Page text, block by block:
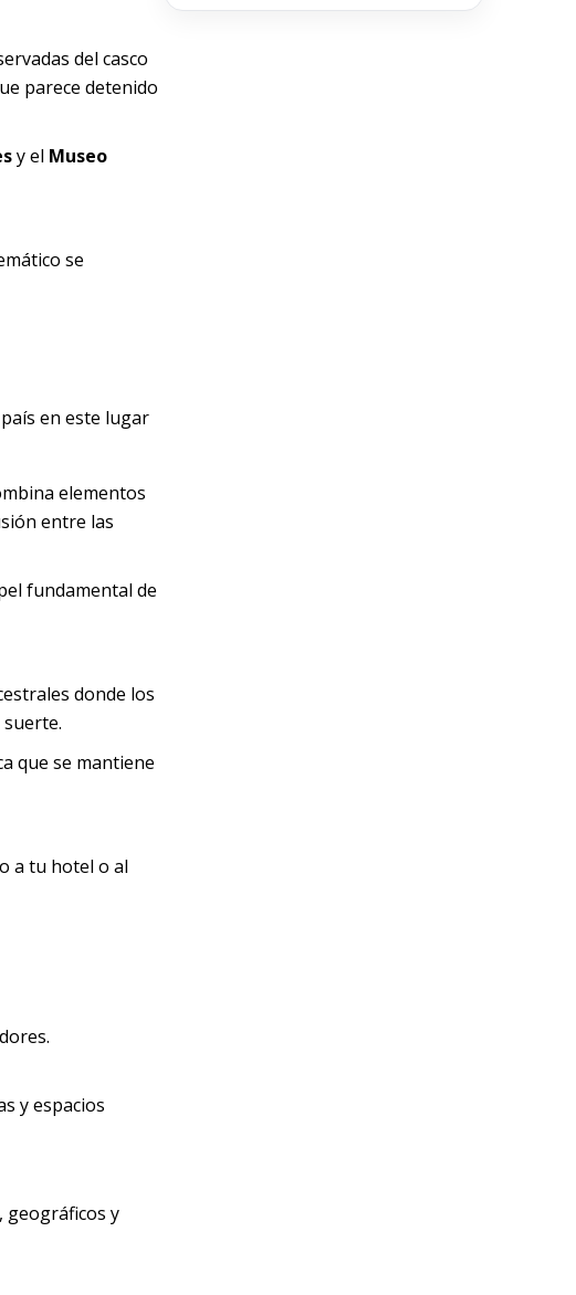
del casco
parece detenido
y el Museo
se
en este lugar
elementos
entre las
fundamental de
donde los
que se mantiene
a tu hotel o al
y espacios
geográficos y